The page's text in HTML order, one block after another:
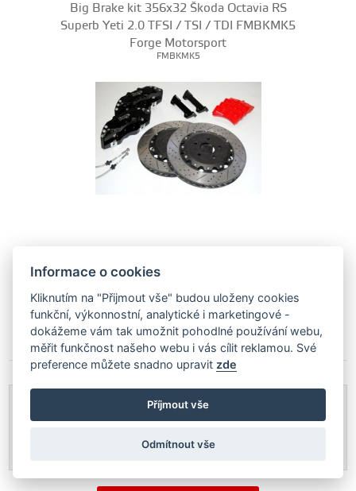
Informace o cookies
Kliknutím na "Přijmout vše" budou uloženy cookies
funkční, výkonnostní, analytické i marketingové -
dokážeme vám tak umožnit pohodlné používání webu,
měřit funkčnost našeho webu i vás cílit reklamou. Své
preference můžete snadno upravit zde
Příjmout vše
Odmítnout vše
Big Brake kit 356x32 Škoda Octavia RS
Superb Yeti 2.0 TFSI / TSI / TDI FMBKMK5
Forge Motorsport
FMBKMK5
75 051
Dodáme Vám do 10 ti dní
PŘIDAT DO NABÍDKY
Základní cena realizace:
Cena za montáž:600Kč
Celková cena realizace: